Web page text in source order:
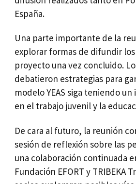
España.
Una parte importante de la
explorar formas de difundir
proyecto una vez concluido.
debatieron estrategias para
modelo YEAS siga teniendo
en el trabajo juvenil y la
De cara al futuro, la reunión
sesión de reflexión sobre las
una colaboración continuada
Fundación EFORT y TRIBEKA